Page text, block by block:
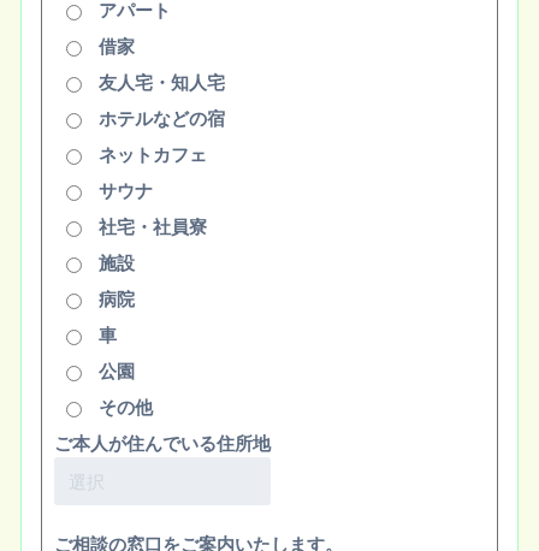
アパート
借家
友人宅・知人宅
ホテルなどの宿
ネットカフェ
サウナ
社宅・社員寮
施設
病院
車
公園
その他
ご本人が住んでいる住所地
ご相談の窓口をご案内いたします。